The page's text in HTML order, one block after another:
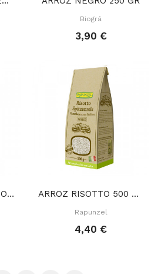
Biográ
3,90 €
ARROZ PRECOCINADO 500 GR ARROZ RISOTTO 500 GR
Rapunzel
4,40 €